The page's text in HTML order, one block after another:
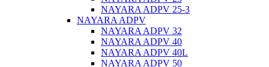
NAYARA ADPV 25-3
NAYARA ADPV
NAYARA ADPV 32
NAYARA ADPV 40
NAYARA ADPV 40L
NAYARA ADPV 50